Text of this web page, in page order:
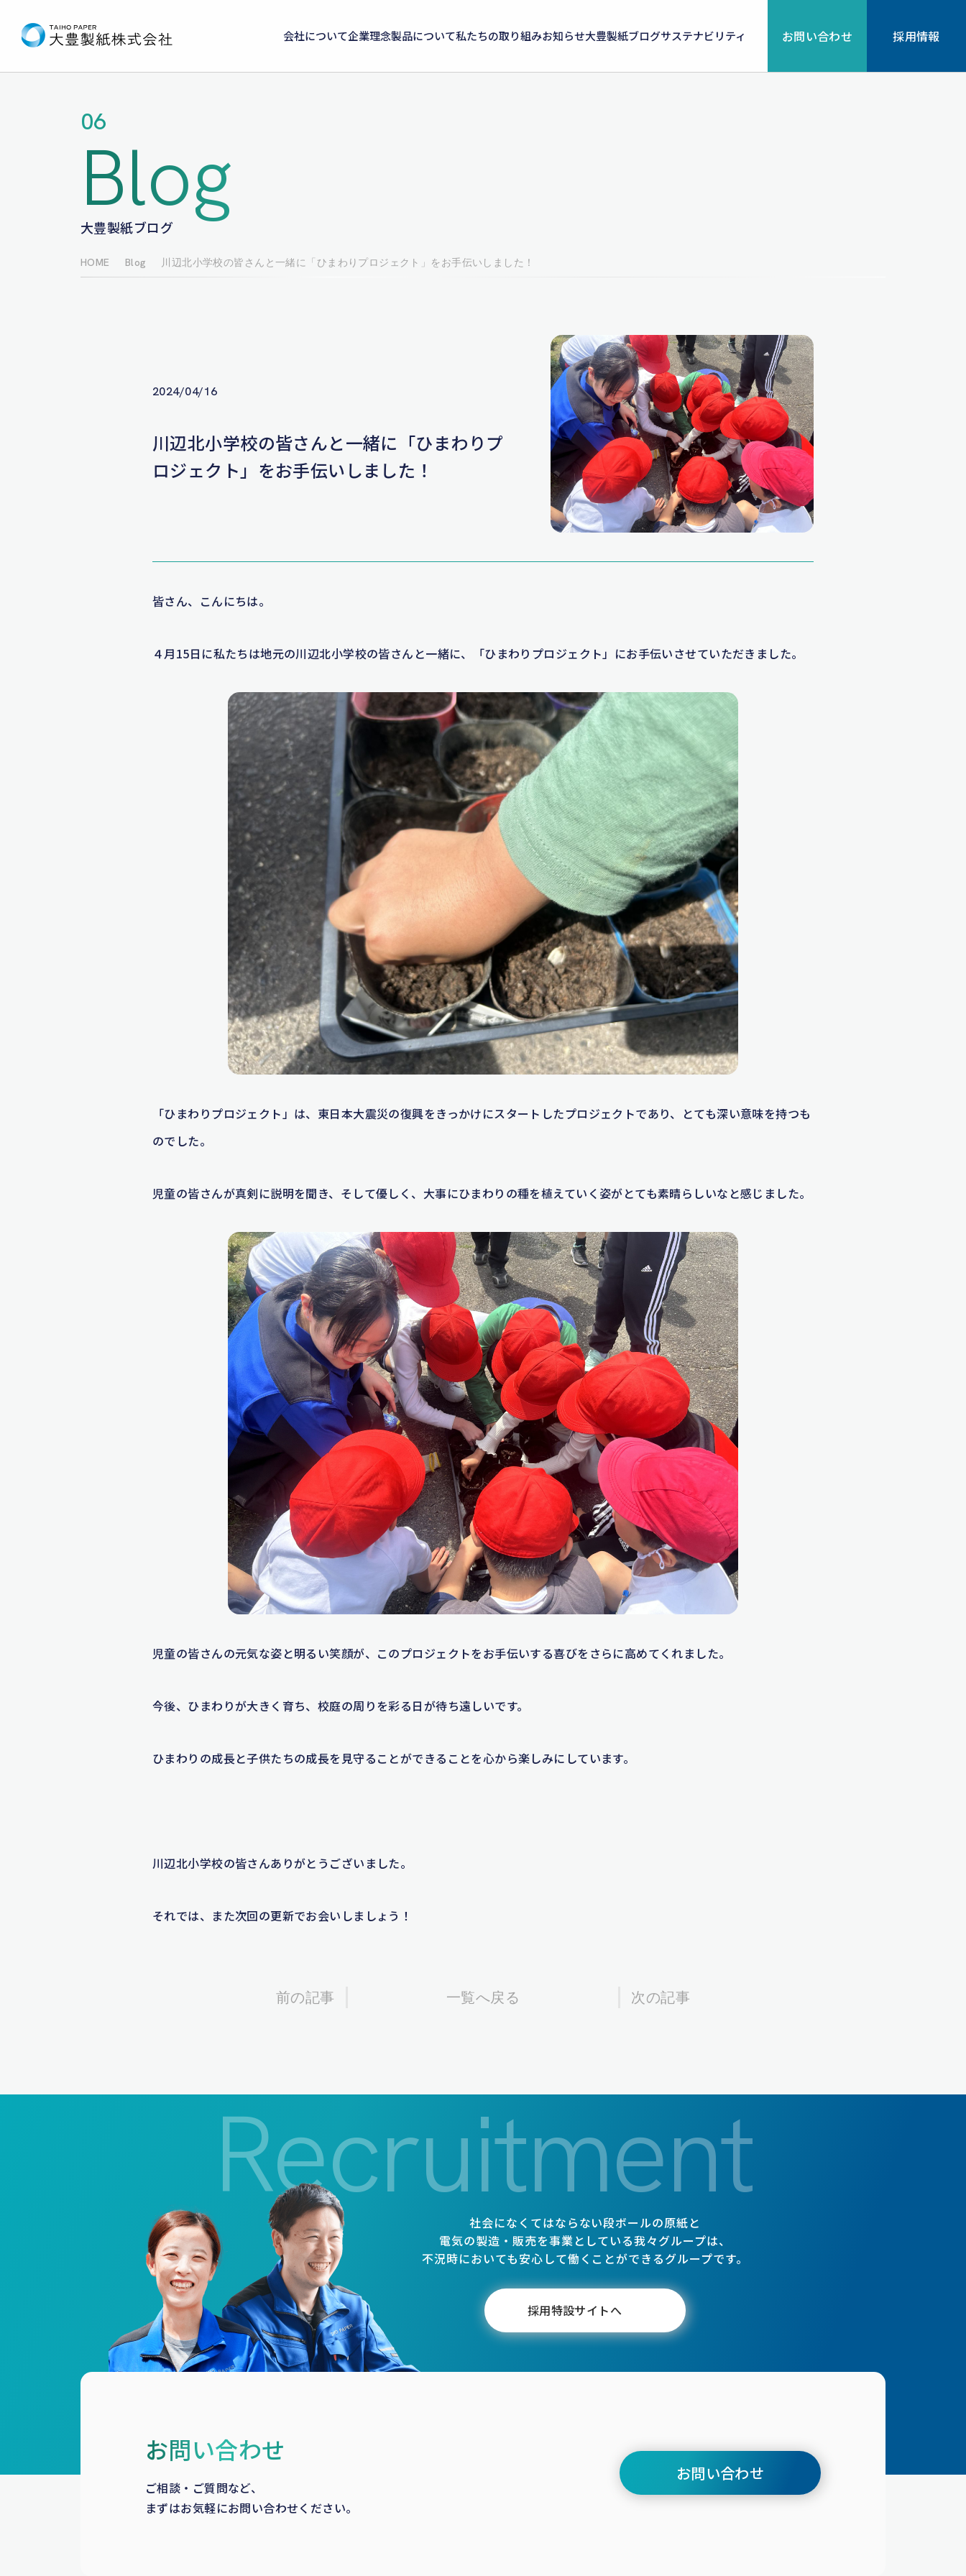
会社について企業理念製品について私たちの取り組みお知らせ大豊製紙ブログサステナビリティ お問い合わせ 採用情報
06
Blog
大豊製紙ブログ
HOME Blog 川辺北小学校の皆さんと一緒に「ひまわりプロジェクト」をお手伝いしました！
2024/04/16
川辺北小学校の皆さんと一緒に「ひまわりプ
ロジェクト」をお手伝いしました！
皆さん、こんにちは。
４月15日に私たちは地元の川辺北小学校の皆さんと一緒に、「ひまわりプロジェクト」にお手伝いさせていただきました。
「ひまわりプロジェクト」は、東日本大震災の復興をきっかけにスタートしたプロジェクトであり、とても深い意味を持つも
のでした。
児童の皆さんが真剣に説明を聞き、そして優しく、大事にひまわりの種を植えていく姿がとても素晴らしいなと感じました。
児童の皆さんの元気な姿と明るい笑顔が、このプロジェクトをお手伝いする喜びをさらに高めてくれました。
今後、ひまわりが大きく育ち、校庭の周りを彩る日が待ち遠しいです。
ひまわりの成長と子供たちの成長を見守ることができることを心から楽しみにしています。
川辺北小学校の皆さんありがとうございました。
それでは、また次回の更新でお会いしましょう！
前の記事 一覧へ戻る 次の記事
Recruitment
社会になくてはならない段ボールの原紙と
電気の製造・販売を事業としている我々グループは、
不況時においても安心して働くことができるグループです。
採用特設サイトへ
お問い合わせ
ご相談・ご質問など、
まずはお気軽にお問い合わせください。
お問い合わせ